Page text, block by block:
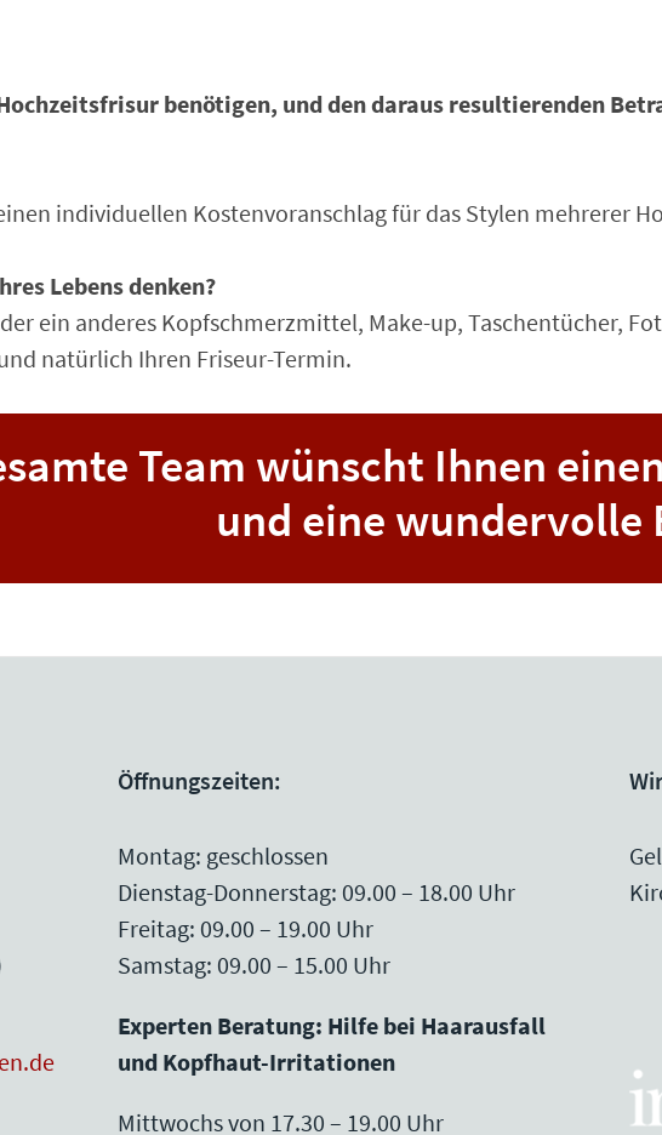
benötigen, und den daraus resultierenden
individuellen Kostenvoranschlag für das Stylen mehrerer
Lebens denken?
ein anderes Kopfschmerzmittel, Make-up, Taschentücher,
natürlich Ihren Friseur-Termin.
Team wünscht Ihnen
und eine wundervolle
Öffnungszeiten:
Montag: geschlossen
Dienstag-Donnerstag: 09.00 – 18.00 Uhr
Freitag: 09.00 – 19.00 Uhr
Samstag: 09.00 – 15.00 Uhr
Experten Beratung: Hilfe bei Haarausfall
und Kopfhaut-Irritationen
Mittwochs von 17.30 – 19.00 Uhr